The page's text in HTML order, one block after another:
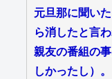
元旦那に聞い
ら消したと言
親友の番組の
しかったし）。